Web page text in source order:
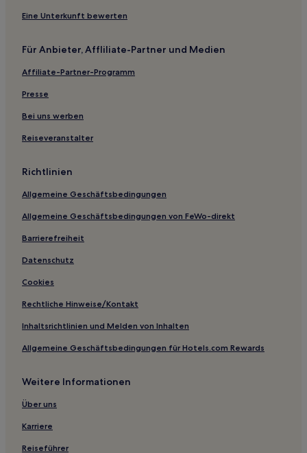
Eine Unterkunft bewerten
Für Anbieter, Affliliate-Partner und Medien
Affiliate-Partner-Programm
Presse
Bei uns werben
Reiseveranstalter
Richtlinien
Allgemeine Geschäftsbedingungen
Allgemeine Geschäftsbedingungen von FeWo-direkt
Barrierefreiheit
Datenschutz
Cookies
Rechtliche Hinweise/Kontakt
Inhaltsrichtlinien und Melden von Inhalten
Allgemeine Geschäftsbedingungen für Hotels.com Rewards
Weitere Informationen
Über uns
Karriere
Reiseführer